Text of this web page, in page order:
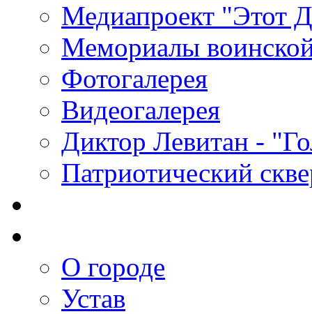
Медиапроект "Этот
Мемориалы
Фотогалерея
Видеогалерея
Диктор Левитан -
Патриотический
О городе
Устав